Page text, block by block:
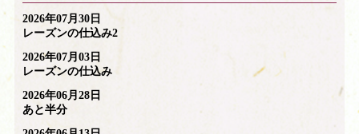
2026年07月30日
レーズンの仕込み2
2026年07月03日
レーズンの仕込み
2026年06月28日
あと半分